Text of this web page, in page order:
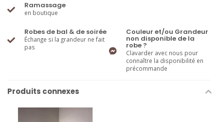
Ramassage
en boutique
Robes de bal & de soirée
Échange si la grandeur ne fait
pas
Couleur et/ou Grandeur
non disponible de la
robe ?
Clavarder avec nous pour
connaître la disponibilité en
précommande
Produits connexes